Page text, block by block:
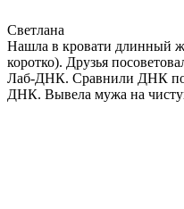
Светлана
Нашла в кровати длинный
коротко). Друзья
Лаб-ДНК. Сравнили ДНК
ДНК. Вывела мужа на